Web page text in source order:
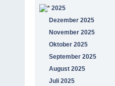
2025
Dezember 2025
November 2025
Oktober 2025
September 2025
August 2025
Juli 2025